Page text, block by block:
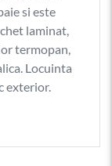
si este
laminat,
termopan,
Locuinta
exterior.